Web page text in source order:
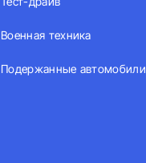
Военная техника
Подержанные автомобили